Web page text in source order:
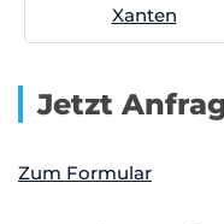
Xanten
Jetzt
Zum Formular